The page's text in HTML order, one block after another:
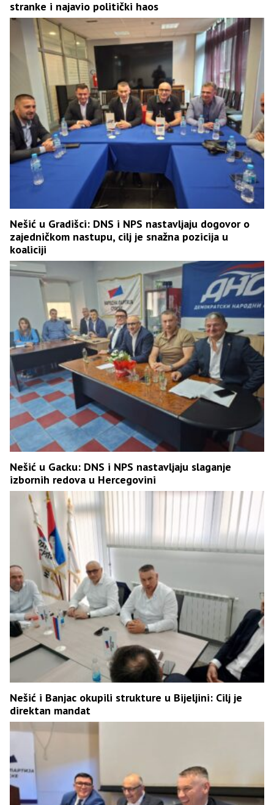
stranke i najavio politički haos
Nešić u Gradišci: DNS i NPS nastavljaju dogovor o
zajedničkom nastupu, cilj je snažna pozicija u
koaliciji
Nešić u Gacku: DNS i NPS nastavljaju slaganje
izbornih redova u Hercegovini
Nešić i Banjac okupili strukture u Bijeljini: Cilj je
direktan mandat